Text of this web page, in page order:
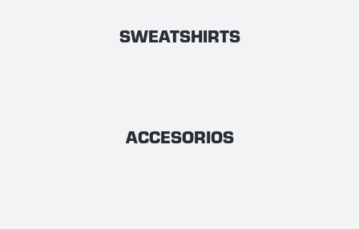
SWEATSHIRTS
ACCESORIOS